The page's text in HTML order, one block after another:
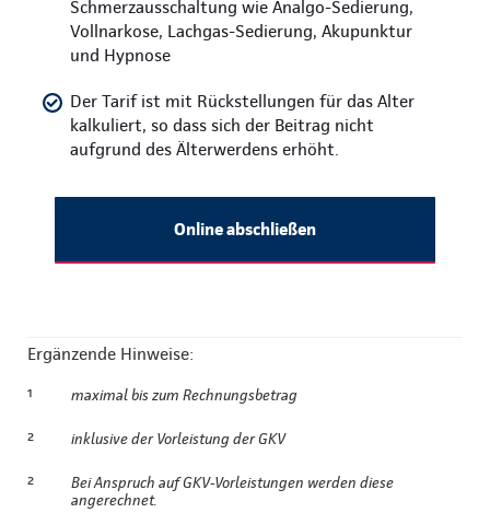
Schmerzausschaltung wie Analgo-Sedierung,
Vollnarkose, Lachgas-Sedierung, Akupunktur
und Hypnose
Der Tarif ist mit Rückstellungen für das Alter
kalkuliert, so dass sich der Beitrag nicht
aufgrund des Älterwerdens erhöht.
Online abschließen
Ergänzende Hinweise:
¹ maximal bis zum Rechnungsbetrag
² inklusive der Vorleistung der GKV
²
Bei Anspruch auf GKV-Vorleistungen werden diese
angerechnet.